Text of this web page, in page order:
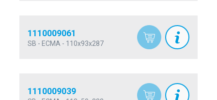
1110009061
SB - ECMA - 110x93x287
1110009039